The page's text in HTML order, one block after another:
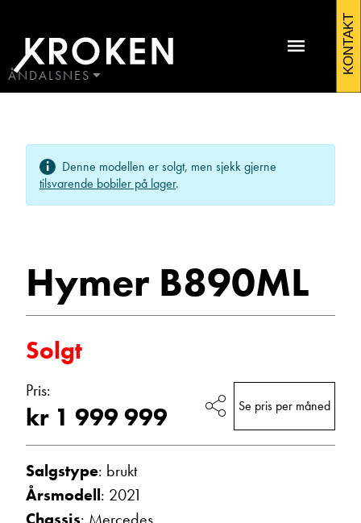
B890ML
2021
ÅNDALSNES
ÅLESUND
ÅNDALSNES
KONTAKT
Denne modellen er solgt, men sjekk gjerne
tilsvarende bobiler på lager.
Hymer B890ML
Solgt
Pris:
kr 1 999 999 Se pris per måned
Salgstype: brukt
Årsmodell: 2021